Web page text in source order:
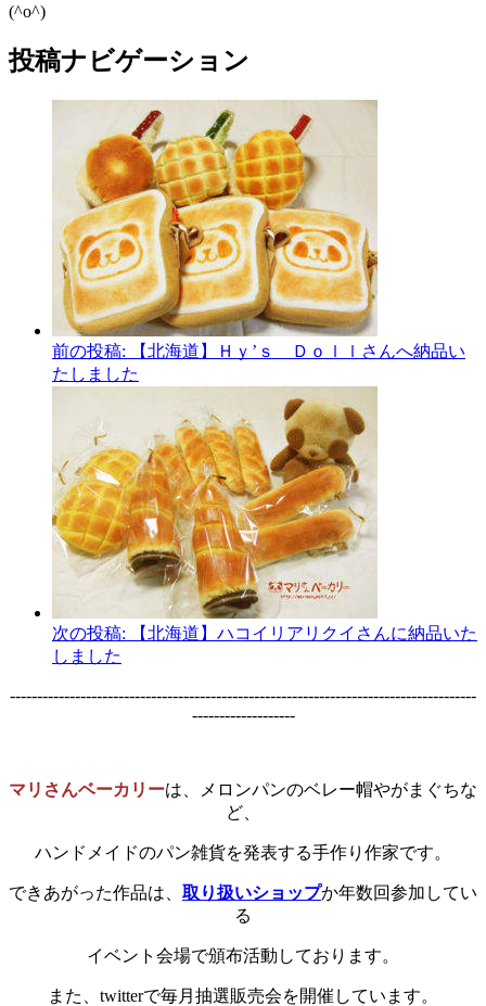
(^o^)
投稿ナビゲーション
前の投稿:
【北海道】Ｈｙ’ｓ Ｄｏｌｌさんへ納品い
たしました
次の投稿:
【北海道】ハコイリアリクイさんに納品いた
しました
--------------------------------------------------------------------------------------
-------------------
マリさんベーカリーは、メロンパンのベレー帽やがまぐちな
ど、
ハンドメイドのパン雑貨を発表する手作り作家です。
できあがった作品は、 取り扱いショップか年数回参加してい
る
イベント会場で頒布活動しております。
また、twitterで毎月抽選販売会を開催しています。